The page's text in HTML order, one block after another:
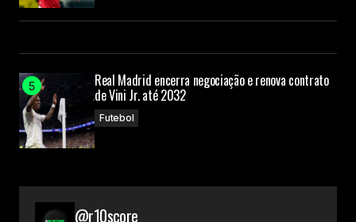
Real Madrid encerra negociação e renova contrato
de Vini Jr. até 2032
Futebol
@r10score